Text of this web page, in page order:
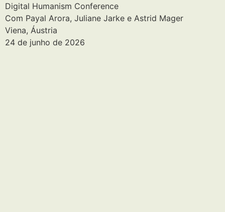
Digital Humanism Conference
Com Payal Arora, Juliane Jarke e Astrid Mager
Viena, Áustria
24 de junho de 2026